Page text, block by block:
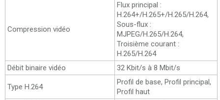
Compression vidéo
Flux principal :
H.264+/H.265+/H.265/H.264,
Sous-flux :
MJPEG/H.265/H.264,
Troisième courant :
H.265/H.264
Débit binaire vidéo
32 Kbit/s à 8 Mbit/s
Type H.264
Profil de base, Profil principal,
Profil haut